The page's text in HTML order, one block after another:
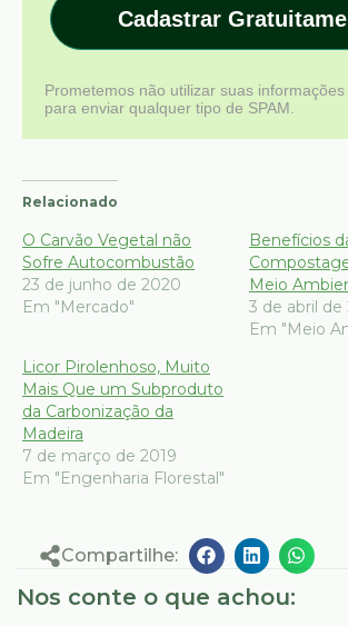
Cadastrar
Prometemos não utilizar suas
para enviar qualquer tipo de SPAM.
Relacionado
O Carvão Vegetal não
Sofre Autocombustão
23 de junho de 2020
Em "Mercado"
Benefícios
Meio
3 de abril de
Em "Meio
Licor Pirolenhoso, Muito
Mais Que um Subproduto
da Carbonização da
Madeira
7 de março de 2019
Em "Engenharia Florestal"
Compartilhe:
Nos conte o que achou: